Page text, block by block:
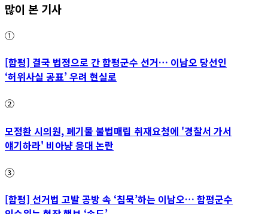
많이 본 기사
①
[함평] 결국 법정으로 간 함평군수 선거… 이남오 당선인
‘허위사실 공표’ 우려 현실로
②
모정환 시의원, 폐기물 불법매립 취재요청에 '경찰서 가서
얘기하라' 비아냥 응대 논란
③
[함평] 선거법 고발 공방 속 ‘침묵’하는 이남오… 함평군수